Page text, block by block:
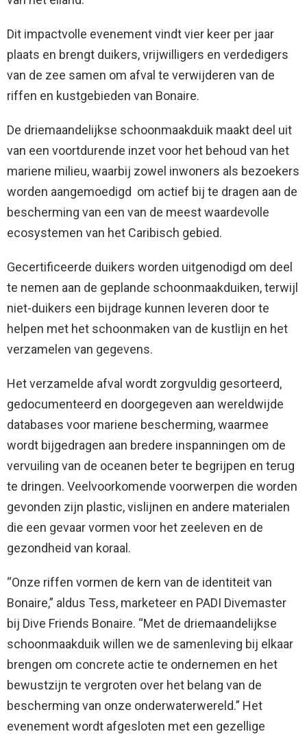
Dit impactvolle evenement vindt vier keer per jaar
plaats en brengt duikers, vrijwilligers en verdedigers
van de zee samen om afval te verwijderen van de
riffen en kustgebieden van Bonaire.
De driemaandelijkse schoonmaakduik maakt deel uit
van een voortdurende inzet voor het behoud van het
mariene milieu, waarbij zowel inwoners als bezoekers
worden aangemoedigd om actief bij te dragen aan de
bescherming van een van de meest waardevolle
ecosystemen van het Caribisch gebied.
Gecertificeerde duikers worden uitgenodigd om deel
te nemen aan de geplande schoonmaakduiken, terwijl
niet-duikers een bijdrage kunnen leveren door te
helpen met het schoonmaken van de kustlijn en het
verzamelen van gegevens.
Het verzamelde afval wordt zorgvuldig gesorteerd,
gedocumenteerd en doorgegeven aan wereldwijde
databases voor mariene bescherming, waarmee
wordt bijgedragen aan bredere inspanningen om de
vervuiling van de oceanen beter te begrijpen en terug
te dringen. Veelvoorkomende voorwerpen die worden
gevonden zijn plastic, vislijnen en andere materialen
die een gevaar vormen voor het zeeleven en de
gezondheid van koraal.
“Onze riffen vormen de kern van de identiteit van
Bonaire,” aldus Tess, marketeer en PADI Divemaster
bij Dive Friends Bonaire. “Met de driemaandelijkse
schoonmaakduik willen we de samenleving bij elkaar
brengen om concrete actie te ondernemen en het
bewustzijn te vergroten over het belang van de
bescherming van onze onderwaterwereld.” Het
evenement wordt afgesloten met een gezellige